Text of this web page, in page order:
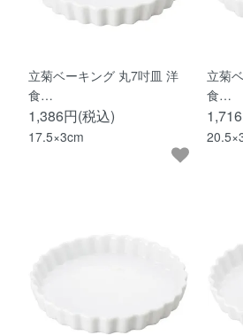
立菊ベーキング 丸7吋皿 洋
食…
1,386円(税込)
17.5×3cm
立菊
食…